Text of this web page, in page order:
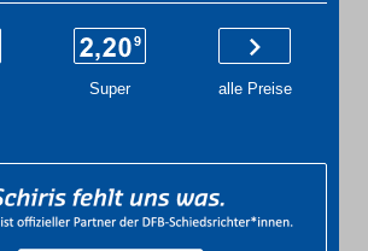
Super alle Preise